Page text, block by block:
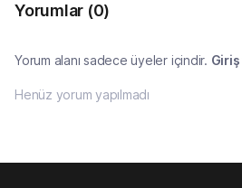
Yorumlar (0)
Yorum alanı sadece üyeler içindir.
Henüz yorum yapılmadı